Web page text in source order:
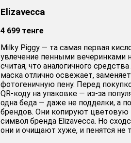
Elizavecca
4 699 тенге
Milky Piggy — та самая первая
увлечение пенными вечеринками
считая, что аналогичного
маска отлично освежает,
фотогеничную пену. Перед
QR-коду на упаковке — из-за
одна беда — даже не подделки, а
брендов. Они копируют
символ бренда Elizavecca. Но
они и очищают хуже, и пенятся не